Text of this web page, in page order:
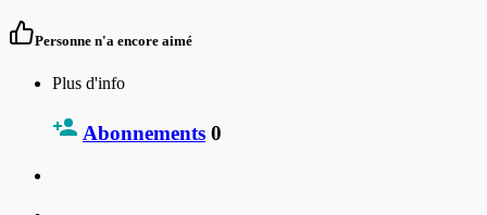
Personne n'a encore aimé
Plus d'info
Abonnements 0